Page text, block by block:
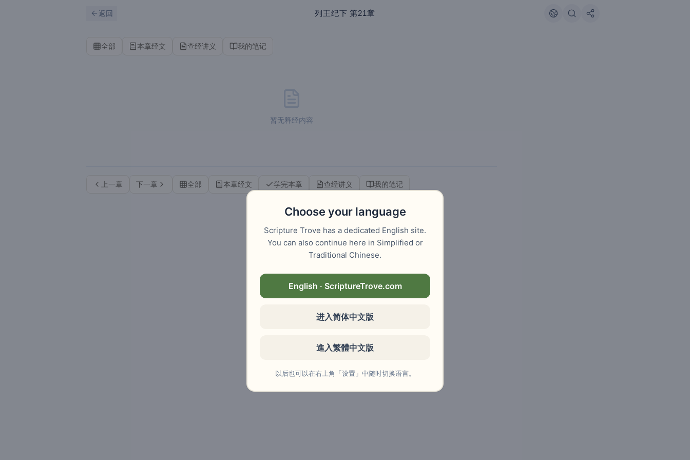
返回 列王纪下 第21章
全部 本章经文 查经讲义 我的笔记
暂无释经内容
上一章 下一章 全部 本章经文 学完本章 查经讲义 我的笔记
Choose your language
Scripture Trove has a dedicated English site.
You can also continue here in Simplified or
Traditional Chinese.
English · ScriptureTrove.com
进入简体中文版
進入繁體中文版
以后也可以在右上角「设置」中随时切换语言。